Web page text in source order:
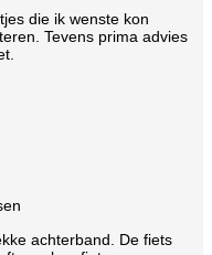
die ik wenste kon
Tevens prima advies
achterband. De fiets